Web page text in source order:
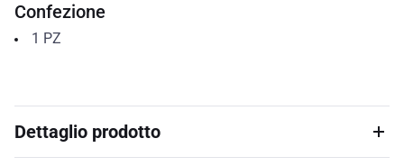
Confezione
1 PZ
Dettaglio prodotto